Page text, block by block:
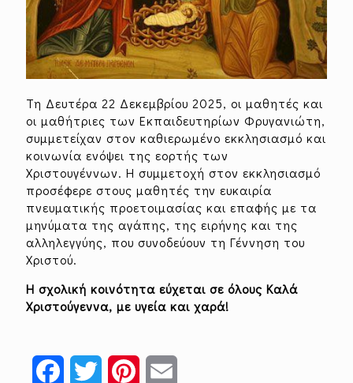
Τη Δευτέρα 22 Δεκεμβρίου 2025, οι μαθητές και
οι μαθήτριες των Εκπαιδευτηρίων Φρυγανιώτη,
συμμετείχαν στον καθιερωμένο εκκλησιασμό και
κοινωνία ενόψει της εορτής των
Χριστουγέννων. Η συμμετοχή στον εκκλησιασμό
προσέφερε στους μαθητές την ευκαιρία
πνευματικής προετοιμασίας και επαφής με τα
μηνύματα της αγάπης, της ειρήνης και της
αλληλεγγύης, που συνοδεύουν τη Γέννηση του
Χριστού.
Η σχολική κοινότητα εύχεται σε όλους Καλά
Χριστούγεννα, με υγεία και χαρά!
FacebookTwitter Pinterest